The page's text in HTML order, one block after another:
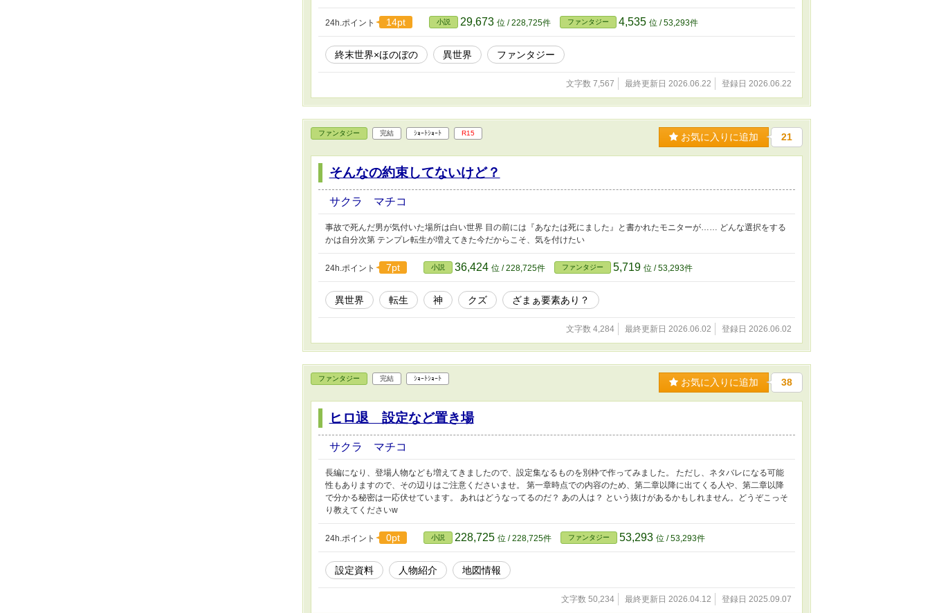
24h.ポイント 14pt 小説 29,673 位 / 228,725件 ファンタジー 4,535 位 / 53,293件
終末世界×ほのぼの 異世界 ファンタジー
文字数 7,567 最終更新日 2026.06.22 登録日 2026.06.22
ファンタジー 完結 ｼｮｰﾄｼｮｰﾄ R15 お気に入りに追加 21
そんなの約束してないけど？
サクラ マチコ
事故で死んだ男が気付いた場所は白い世界 目の前には『あなたは死にました』と書かれたモニターが…… どんな選択をする
かは自分次第 テンプレ転生が増えてきた今だからこそ、気を付けたい
24h.ポイント 7pt 小説 36,424 位 / 228,725件 ファンタジー 5,719 位 / 53,293件
異世界 転生 神 クズ ざまぁ要素あり？
文字数 4,284 最終更新日 2026.06.02 登録日 2026.06.02
ファンタジー 完結 ｼｮｰﾄｼｮｰﾄ お気に入りに追加 38
ヒロ退 設定など置き場
サクラ マチコ
長編になり、登場人物なども増えてきましたので、設定集なるものを別枠で作ってみました。 ただし、ネタバレになる可能
性もありますので、その辺りはご注意くださいませ。 第一章時点での内容のため、第二章以降に出てくる人や、第二章以降
で分かる秘密は一応伏せています。 あれはどうなってるのだ？ あの人は？ という抜けがあるかもしれません。どうぞこっそ
り教えてくださいw
24h.ポイント 0pt 小説 228,725 位 / 228,725件 ファンタジー 53,293 位 / 53,293件
設定資料 人物紹介 地図情報
文字数 50,234 最終更新日 2026.04.12 登録日 2025.09.07